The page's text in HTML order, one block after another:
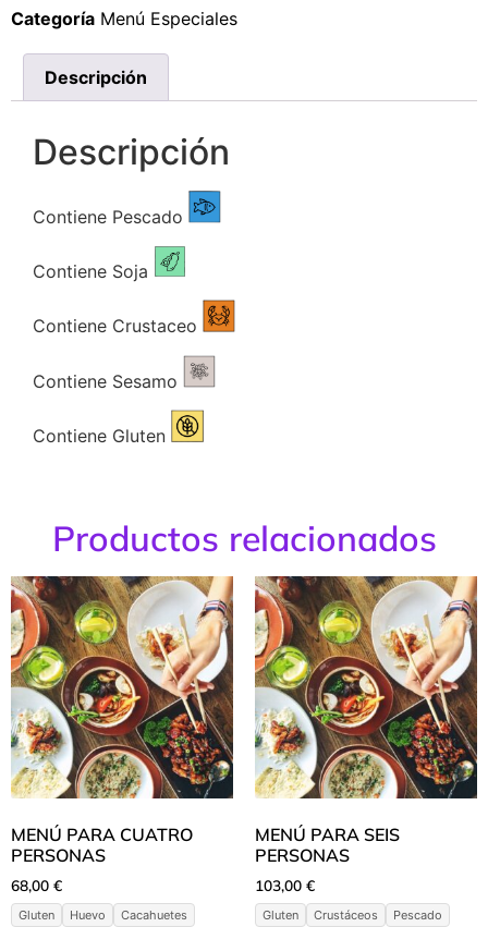
Categoría Menú Especiales
Descripción
Descripción
Contiene Pescado
Contiene Soja
Contiene Crustaceo
Contiene Sesamo
Contiene Gluten
Productos relacionados
MENÚ PARA CUATRO
PERSONAS
68,00 €
Gluten Huevo
Cacahuetes
MENÚ PARA SEIS
PERSONAS
103,00 €
Gluten Crustáceos
Pescado